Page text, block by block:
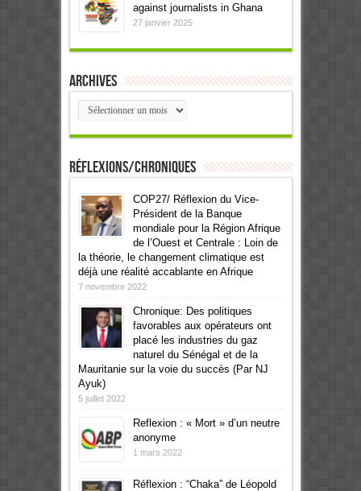
against journalists in Ghana
27 janvier 2025
Archives
Archives
Réflexions/Chroniques
COP27/ Réflexion du Vice-
Président de la Banque
mondiale pour la Région Afrique
de l’Ouest et Centrale : Loin de
la théorie, le changement climatique est
déjà une réalité accablante en Afrique
7 novembre 2022
Chronique: Des politiques
favorables aux opérateurs ont
placé les industries du gaz
naturel du Sénégal et de la
Mauritanie sur la voie du succès (Par NJ
Ayuk)
5 juillet 2022
Reflexion : « Mort » d’un neutre
anonyme
1 mars 2022
Réflexion : “Chaka” de Léopold